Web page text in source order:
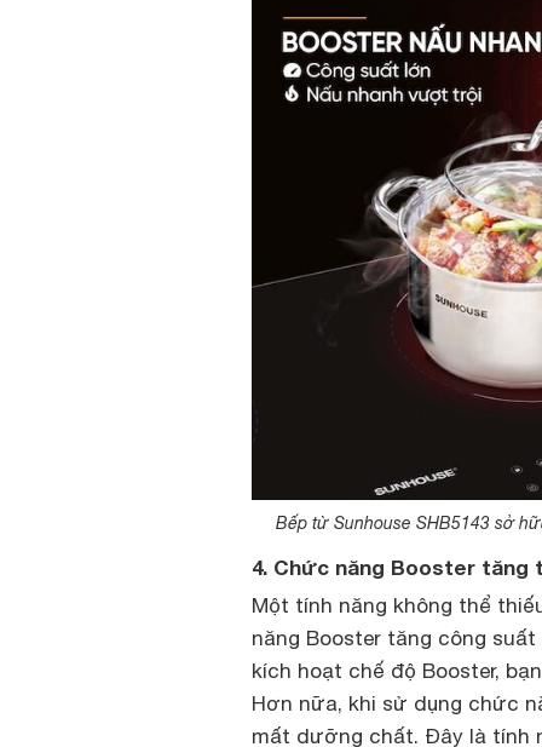
Bếp từ Sunhouse SHB5143 sở
4. Chức năng Booster
Một tính năng không thể
năng Booster tăng công
kích hoạt chế độ Booster,
Hơn nữa, khi sử dụng chức
mất dưỡng chất. Đây là tính